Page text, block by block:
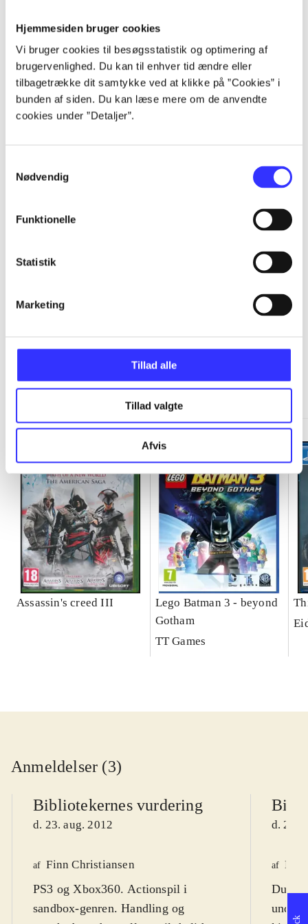
Hjemmesiden bruger cookies
Vi bruger cookies til besøgsstatistik og optimering af
brugervenlighed. Du kan til enhver tid ændre eller
tilbagetrække dit samtykke ved at klikke på ”Cookies” i
bunden af siden. Du kan læse mere om de anvendte
cookies under ”Detaljer”.
Nødvendig
Funktionelle
Statistik
Marketing
Tillad alle
Tillad valgte
Afvis
Artikler
Alle registrerede artikler fordelt på udgivelser
...
Minder om
Assassin's creed III
Lego Batman 3 - beyond
Gotham
TT Games
Anmeldelser (3)
Bibliotekernes vurdering
d. 23. aug. 2012
af Finn Christiansen
PS3 og Xbox360. Actionspil i
sandbox-genren. Handling og
d. 25.
af
Du er